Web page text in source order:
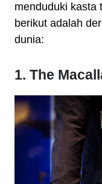
menduduki kasta
berikut adalah
dunia:
1. The